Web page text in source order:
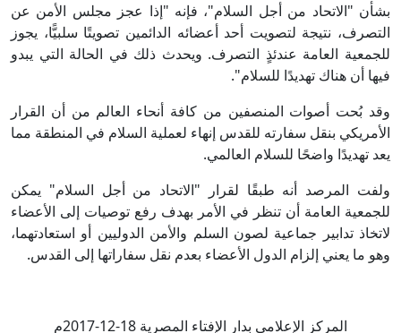
بشأن "الاتحاد من أجل السلام"، فإنه "إذا عجز مجلس الأمن عن
التصرف، نتيجة لتصويت أحد أعضائه الدائمين تصويتًا سلبيًّا، يجوز
للجمعية العامة عندئذٍ التصرف. ويحدث ذلك في الحالة التي يبدو
فيها أن هناك تهديدًا للسلام".
وقد بُحت أصوات المنصفين من كافة أنحاء العالم من أن القرار
الأمريكي بنقل سفارته للقدس إنهاء لعملية السلام في المنطقة مما
يعد تهديدًا واضحًا للسلام العالمي.
ولفت المرصد أنه طبقًا لقرار "الاتحاد من أجل السلام" يمكن
للجمعية العامة أن تنظر في الأمر بهدف رفع توصيات إلى الأعضاء
لاتخاذ تدابير جماعية لصون السلم والأمن الدوليين أو استعادتهما،
وهو ما يعني إلزام الدول الأعضاء بعدم نقل سفاراتها إلى القدس.
المركز الإعلامي بدار الإفتاء المصرية 18-12-2017م